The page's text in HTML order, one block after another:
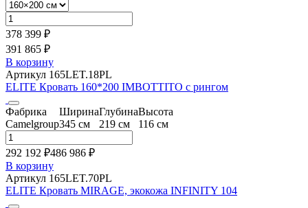
378 399 ₽
391 865 ₽
В корзину
Артикул 165LET.18PL
ELITE Кровать 160*200 IMBOTTITO с рингом
Фабрика
Camelgroup
Ширина
345 см
Глубина
219 см
Высота
116 см
292 192 ₽486 986 ₽
В корзину
Артикул 165LET.70PL
ELITE Кровать MIRAGE, экокожа INFINITY 104